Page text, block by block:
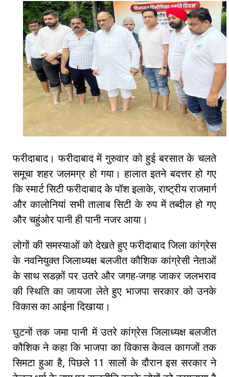
फरीदाबाद। फरीदाबाद में गुरुवार को हुई बरसात के चलते
समूचा शहर जलमग्र हो गया। हालात इतने बदत्तर हो गए
कि स्मार्ट सिटी फरीदाबाद के पॉश इलाके, राष्ट्रीय राजमार्ग
और कालोनियां सभी तालाब सिटी के रुप में तब्दील हो गए
और चहुंओर पानी ही पानी नजर आया।
लोगों की समस्याओं को देखते हुए फरीदाबाद जिला कांग्रेस
के नवनियुक्त जिलाध्यक्ष बलजीत कौशिक कांग्रेसी नेताओं
के साथ सडक़ों पर उतरे और जगह-जगह जाकर जलभराव
की स्थिति का जायजा लेते हुए भाजपा सरकार को उनके
विकास का आईना दिखाया।
घुटनों तक जमा पानी में उतरे कांग्रेस जिलाध्यक्ष बलजीत
कौशिक ने कहा कि भाजपा का विकास केवल कागजों तक
सिमटा हुआ है, पिछले 11 सालों के दौरान इस सरकार ने